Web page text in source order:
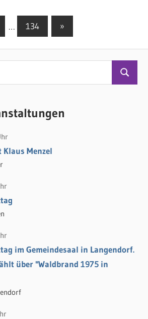
… 134
Nächste
»
Menzel
im Gemeindesaal in Langendorf.
über "Waldbrand 1975 in